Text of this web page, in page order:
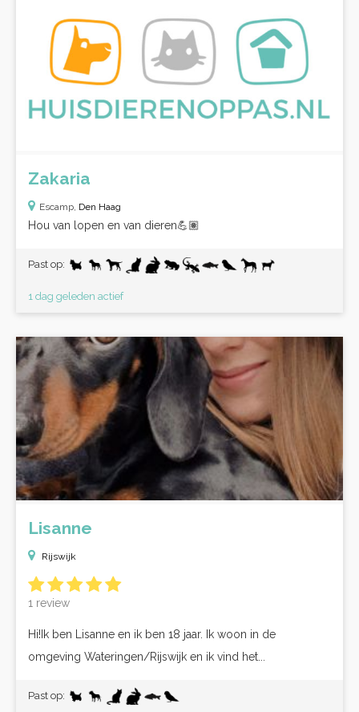
Zakaria
Escamp, Den Haag
Hou van lopen en van dieren💪🏽
Past op:
1 dag geleden actief
Lisanne
Rijswijk
1 review
Hi!Ik ben Lisanne en ik ben 18 jaar. Ik woon in de
omgeving Wateringen/Rijswijk en ik vind het...
Past op: